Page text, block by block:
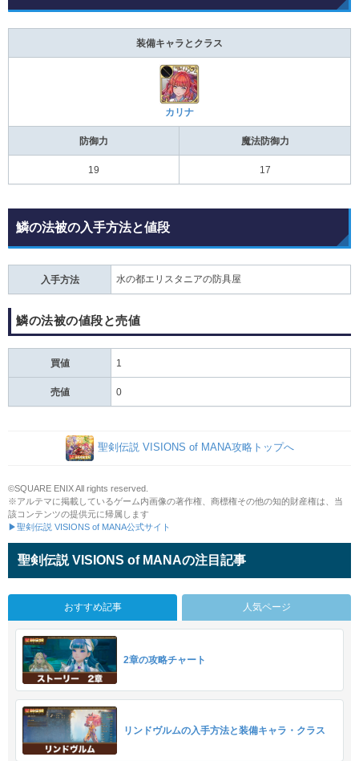
装備キャラとクラス
カリナ
防御力 魔法防御力
19 17
鱗の法被の入手方法と値段
入手方法 水の都エリスタニアの防具屋
鱗の法被の値段と売値
買値 1
売値 0
聖剣伝説 VISIONS of MANA攻略トップへ
©SQUARE ENIX All rights reserved.
※アルテマに掲載しているゲーム内画像の著作権、商標権その他の知的財産権は、当
該コンテンツの提供元に帰属します
▶聖剣伝説 VISIONS of MANA公式サイト
聖剣伝説 VISIONS of MANAの注目記事
おすすめ記事 人気ページ
2章の攻略チャート
リンドヴルムの入手方法と装備キャラ・クラス